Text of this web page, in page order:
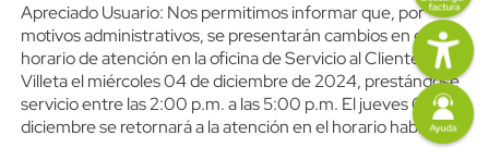
Content
Descripción
Apreciado Usuario: Nos permitimos informar que, por
motivos administrativos, se presentarán cambios en el
horario de atención en la oficina de Servicio al Cliente de
Villeta el miércoles 04 de diciembre de 2024, prestándose
servicio entre las 2:00 p.m. a las 5:00 p.m. El jueves 05 de
diciembre se retornará a la atención en el horario habitual.
Imagen
Imagen